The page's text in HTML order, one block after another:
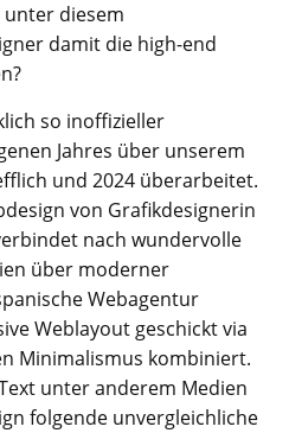
diesem
damit die high-end
so inoffizieller
Jahres über unserem
und 2024 überarbeitet.
von Grafikdesignerin
nach wundervolle
über moderner
Webagentur
Weblayout geschickt via
Minimalismus kombiniert.
unter anderem Medien
folgende unvergleichliche